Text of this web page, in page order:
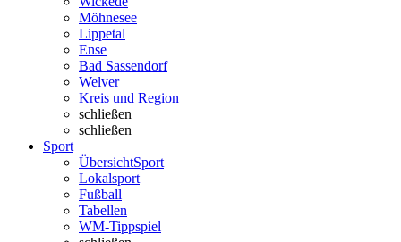
Möhnesee
Lippetal
Ense
Bad Sassendorf
Welver
Kreis und Region
schließen
schließen
Sport
ÜbersichtSport
Lokalsport
Fußball
Tabellen
WM-Tippspiel